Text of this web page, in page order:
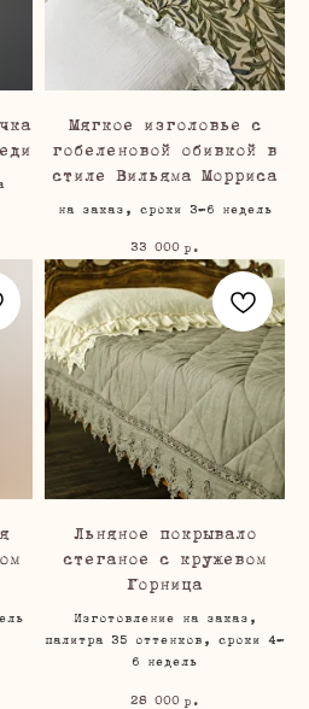
Мягкое изголовье с
гобеленовой обивкой в
стиле Вильяма Морриса
на заказ, сроки 3-6 недель
33 000 р.
Льняное покрывало
стеганое с кружевом
Горница
Изготовление на заказ,
палитра 35 оттенков, сроки 4-
6 недель
28 000 р.